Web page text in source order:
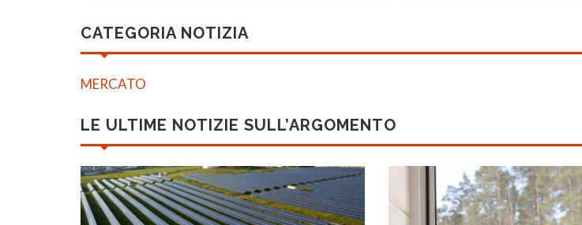
CATEGORIA NOTIZIA
MERCATO
LE ULTIME NOTIZIE SULL’ARGOMENTO